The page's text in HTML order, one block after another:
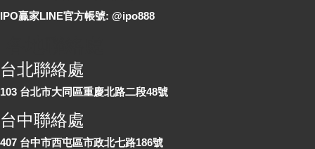
IPO贏家LINE官方帳號: @ipo888
台北聯絡處
103 台北市大同區重慶北路二段48號
台中聯絡處
407 台中市西屯區市政北七路186號